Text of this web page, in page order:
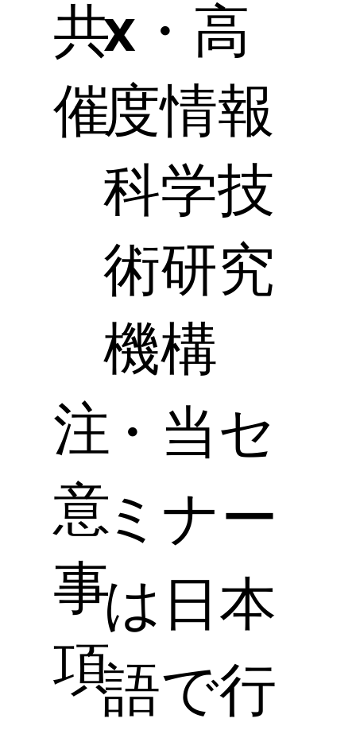
共
催
注
意
事
項
x・高
度情報
科学技
術研究
機構
・当セ
ミナー
は日本
語で行